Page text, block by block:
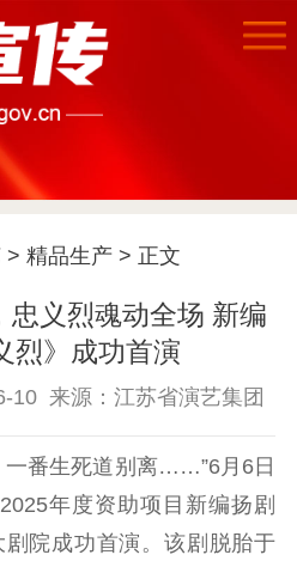
首页
要闻
公开制度
信息公开指南
政策法规
> 精品生产> 正文
忠义烈魂动全场 新编
烈》成功首演
10 来源：江苏省演艺集团
番生死道别离……”6月6日
年度资助项目新编扬剧
剧院成功首演。该剧脱胎于